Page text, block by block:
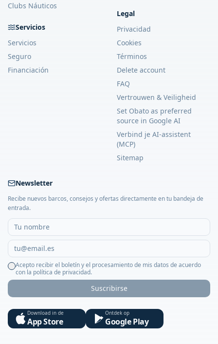
Clubs Náuticos
Servicios
Servicios
Seguro
Financiación
Legal
Privacidad
Cookies
Términos
Delete account
FAQ
Vertrouwen & Veiligheid
Set Obato as preferred
source in Google AI
Verbind je AI-assistent
(MCP)
Sitemap
Newsletter
Recibe nuevos barcos, consejos y ofertas directamente en tu bandeja de
entrada.
Acepto recibir el boletín y el procesamiento de mis datos de acuerdo
con la política de privacidad.
Suscribirse
Download in de
App Store
Ontdek op
Google Play